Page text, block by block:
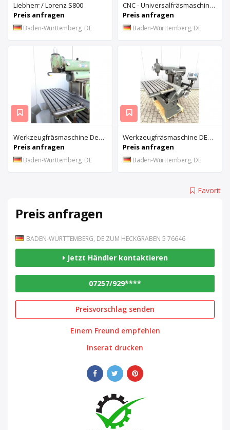
Liebherr / Lorenz S800
Preis anfragen
Baden-Württemberg, DE
CNC - Universalfräsmaschine HERMLE UWF 902-S
Preis anfragen
Baden-Württemberg, DE
Werkzeugfräsmaschine Deckel FP2E
Preis anfragen
Baden-Württemberg, DE
Werkzeugfräsmaschine DECKEL FP 2 LB aus Universität im gepflegten Originalzustand
Preis anfragen
Baden-Württemberg, DE
Favorit
Preis anfragen
BADEN-WÜRTTEMBERG, DE ZUM HECKGRABEN 5 76646
Jetzt Händler kontaktieren
07257/929****
Preisvorschlag senden
Einem Freund empfehlen
Inserat drucken